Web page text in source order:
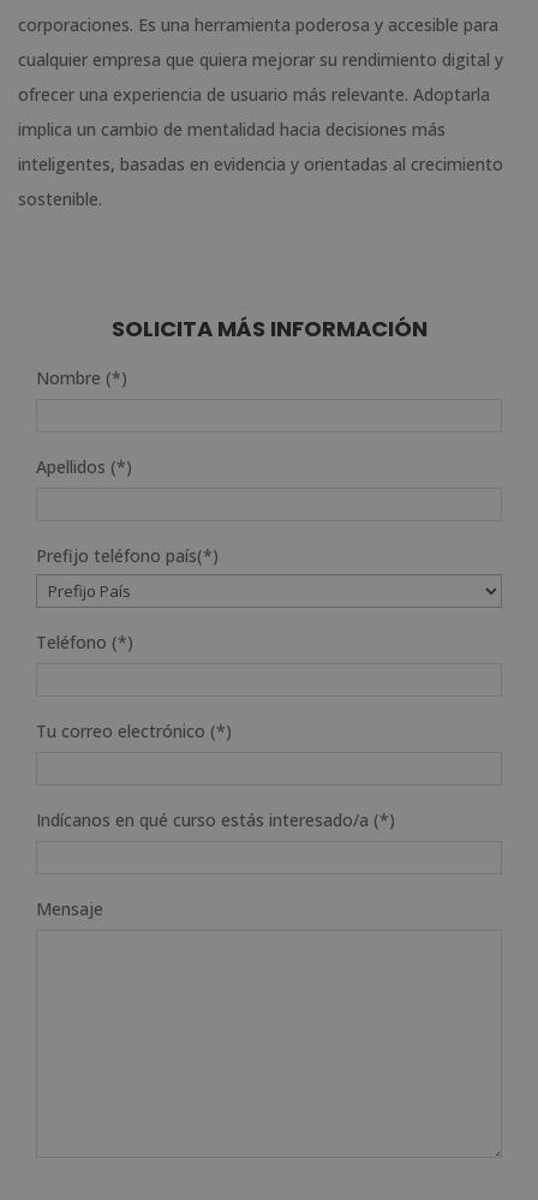
corporaciones. Es una herramienta poderosa y accesible para
cualquier empresa que quiera mejorar su rendimiento digital y
ofrecer una experiencia de usuario más relevante. Adoptarla
implica un cambio de mentalidad hacia decisiones más
inteligentes, basadas en evidencia y orientadas al crecimiento
sostenible.
SOLICITA MÁS INFORMACIÓN
Nombre (*)
Apellidos (*)
Prefijo teléfono país(*)
Teléfono (*)
Tu correo electrónico (*)
Indícanos en qué curso estás interesado/a (*)
Mensaje